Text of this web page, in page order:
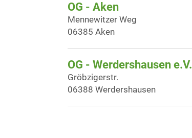
OG - Aken
Mennewitzer Weg
06385 Aken
OG - Werdershausen e.V.
Gröbzigerstr.
06388 Werdershausen